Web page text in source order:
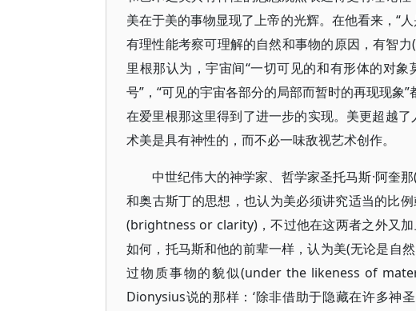
美在于美的事物显现了上帝的光辉。在他看来，“
有理性能考察可理解的自然和事物的原因，有
里根那认为，宇宙间“一切可见的和有形体的对
号”，“可见的宇宙各部分的局部而暂时的再现现
在爱里根那这里得到了进一步的实现。美更超越
术美是具有神性的，而不必一味敌视艺术创作。
中世纪伟大的神学家、哲学家圣托马斯·阿奎
和奥古斯丁的思想，也认为美必须讲究适当的
(brightness or clarity)，不过他在这两者之外
如何，托马斯和他的前辈一样，认为美(无论是自
过物质事物的貌似(under the likeness of
Dionysius说的那样：‘除非借助于隐藏在许多神